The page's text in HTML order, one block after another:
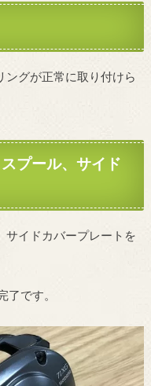
ングが正常に取り付けら
プール、サイド
サイドカバープレートを
了です。